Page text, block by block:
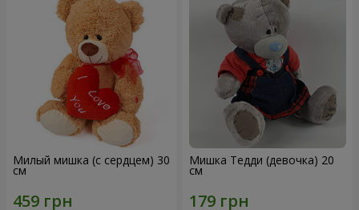
Милый мишка (с сердцем) 30
см
Мишка Тедди (девочка) 20
см